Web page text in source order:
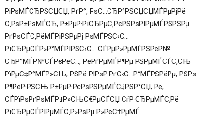
РіРѕМЃСЂРЅСЏСЏ, РґР°, РѕС…СЂР°РЅСЏСЏМЃРµРјРё
С‚РѕР±РѕМЃСЋ, Р±РµР·РїСЂРµС‚РєРЅРѕРІРµМЃРЅРЅРµ
РґРѕСЃС‚РёМЃРіРЅРµРј РѕМЃРЅС‹С…
РїСЂРµСЃР»Р°МЃРІРЅС‹С… СЃРµР»РµМЃРЅРёР№
СЂР°МЃР№СЃРєРёС…, РёРґРµМЃР¶Рµ РЅРµМЃСЃС‚СЊ
РїРµС‡Р°МЃР»СЊ, РЅРё РІРѕР·РґС‹С…Р°МЃРЅРёРµ, РЅРѕ
Р¶РёР·РЅСЊ Р±РµР·РєРѕРЅРµМЃС‡РЅР°СЏ, Рё,
СЃРїРѕРґРѕМЃР±Р»СЊС€РµСЃСЏ СѓР·СЂРµМЃС‚Рё
РїСЂРµСЃРІРµМЃС‚Р»РѕРµ Р»РёС†РµМЃ